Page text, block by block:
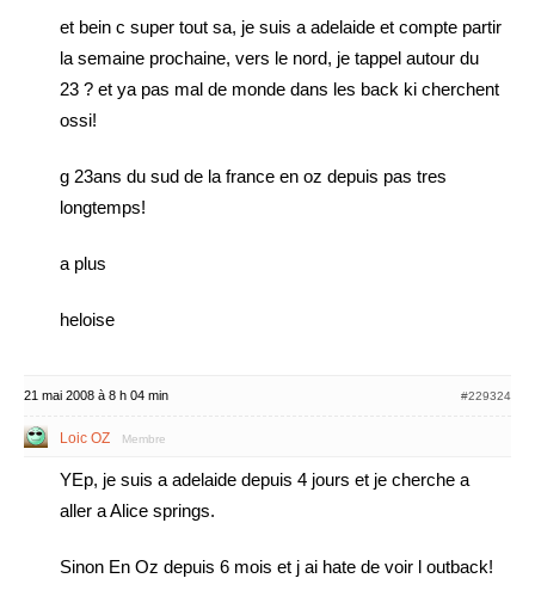
et bein c super tout sa, je suis a adelaide et compte partir
la semaine prochaine, vers le nord, je tappel autour du
23 ? et ya pas mal de monde dans les back ki cherchent
ossi!
g 23ans du sud de la france en oz depuis pas tres
longtemps!
a plus
heloise
21 mai 2008 à 8 h 04 min #229324
Loic OZ Membre
YEp, je suis a adelaide depuis 4 jours et je cherche a
aller a Alice springs.
Sinon En Oz depuis 6 mois et j ai hate de voir l outback!